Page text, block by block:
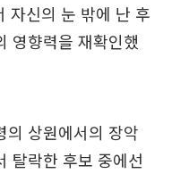
자신의 눈 밖에 난 후
영향력을 재확인했
의 상원에서의 장악
탈락한 후보 중에선